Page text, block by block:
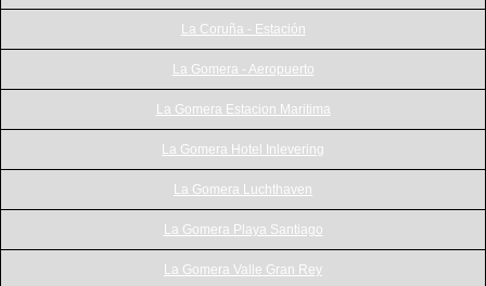
La Coruña - Estación
La Gomera - Aeropuerto
La Gomera Estacion Maritima
La Gomera Hotel Inlevering
La Gomera Luchthaven
La Gomera Playa Santiago
La Gomera Valle Gran Rey